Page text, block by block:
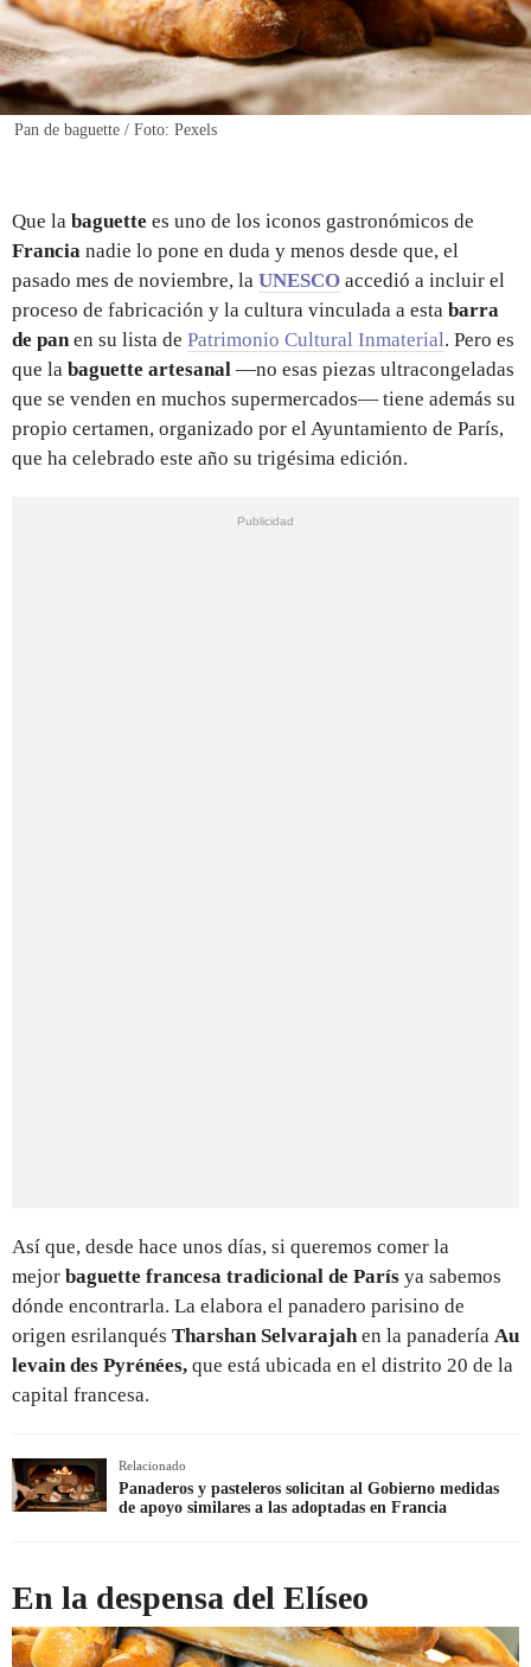
Pan de baguette / Foto: Pexels
Que la baguette es uno de los iconos gastronómicos de
Francia nadie lo pone en duda y menos desde que, el
pasado mes de noviembre, la UNESCO accedió a incluir el
proceso de fabricación y la cultura vinculada a esta barra
de panen su lista de Patrimonio Cultural Inmaterial. Pero es
que la baguette artesanal —no esas piezas ultracongeladas
que se venden en muchos supermercados— tiene además su
propio certamen, organizado por el Ayuntamiento de París,
que ha celebrado este año su trigésima edición.
Así que, desde hace unos días, si queremos comer la
mejor baguette francesa tradicional de París ya sabemos
dónde encontrarla. La elabora el panadero parisino de
origen esrilanqués Tharshan Selvarajahen la panadería Au
levain des Pyrénées, que está ubicada en el distrito 20 de la
capital francesa.
Relacionado
Panaderos y pasteleros solicitan al Gobierno medidas
de apoyo similares a las adoptadas en Francia
En la despensa del Elíseo